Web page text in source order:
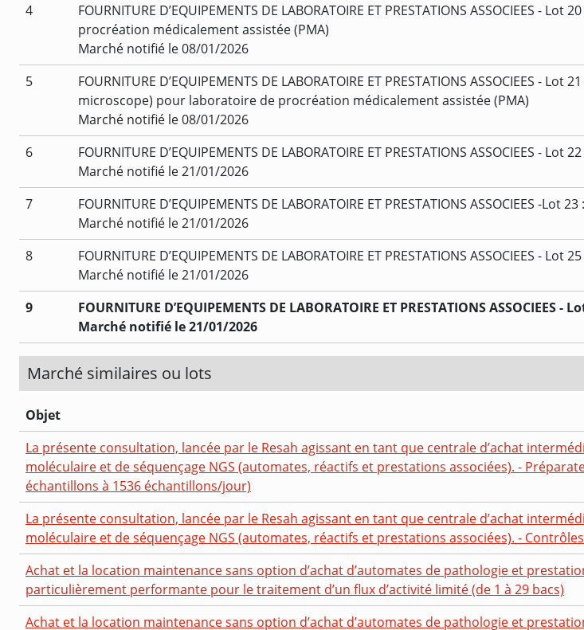
4
FOURNITURE D’EQUIPEMENTS DE LABORATOIRE ET PRESTATIONS ASSOCIEES -
procréation médicalement assistée (PMA)
Marché notifié le 08/01/2026
5
FOURNITURE D’EQUIPEMENTS DE LABORATOIRE ET PRESTATIONS ASSOCIEES -
microscope) pour laboratoire de procréation médicalement assistée (PMA)
Marché notifié le 08/01/2026
6
FOURNITURE D’EQUIPEMENTS DE LABORATOIRE ET PRESTATIONS ASSOCIEES - Lot
Marché notifié le 21/01/2026
7
FOURNITURE D’EQUIPEMENTS DE LABORATOIRE ET PRESTATIONS ASSOCIEES -
Marché notifié le 21/01/2026
8
FOURNITURE D’EQUIPEMENTS DE LABORATOIRE ET PRESTATIONS ASSOCIEES -
Marché notifié le 21/01/2026
9
FOURNITURE D’EQUIPEMENTS DE LABORATOIRE ET PRESTATIONS ASSOCIEES
Marché notifié le 21/01/2026
Marché similaires ou lots
Objet
La présente consultation, lancée par le Resah agissant en tant que centrale d’achat
moléculaire et de séquençage NGS (automates, réactifs et prestations associées). -
échantillons à 1536 échantillons/jour)
La présente consultation, lancée par le Resah agissant en tant que centrale d’achat
moléculaire et de séquençage NGS (automates, réactifs et prestations associées). -
Achat et la location maintenance sans option d’achat d’automates de pathologie et
particulièrement performante pour le traitement d’un flux d’activité limité (de 1 à 29 bacs)
Achat et la location maintenance sans option d’achat d’automates de pathologie et